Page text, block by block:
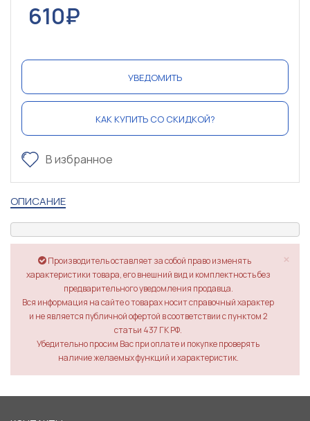
610₽
УВЕДОМИТЬ
КАК КУПИТЬ СО СКИДКОЙ?
В избранное
ОПИСАНИЕ
×
Производитель оставляет за собой право изменять
характеристики товара, его внешний вид и комплектность без
предварительного уведомления продавца.
Вся информация на сайте о товарах носит справочный характер
и не является публичной офертой в соответствии с пунктом 2
статьи 437 ГК РФ.
Убедительно просим Вас при оплате и покупке проверять
наличие желаемых функций и характеристик.